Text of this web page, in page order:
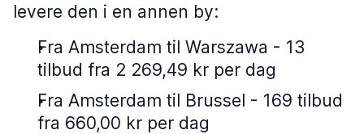
levere den i en annen by:
Fra Amsterdam til Warszawa - 13
tilbud fra 2 269,49 kr per dag
Fra Amsterdam til Brussel - 169 tilbud
fra 660,00 kr per dag